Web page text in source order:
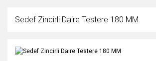
Sedef Zincirli Daire Testere 180 MM